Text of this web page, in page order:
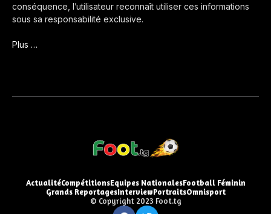
conséquence, l’utilisateur reconnaît utiliser ces informations
sous sa responsabilité exclusive.
Plus …
ActualitéCompétitionsEquipes NationalesFootball Féminin
Grands ReportagesInterviewPortraitsOmnisport
© Copyright 2023 Foot.tg